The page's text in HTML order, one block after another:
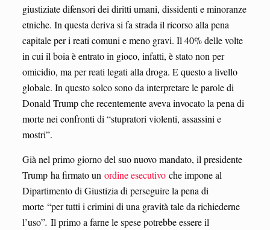
giustiziate difensori dei diritti umani, dissidenti e minoranze
etniche. In questa deriva si fa strada il ricorso alla pena
capitale per i reati comuni e meno gravi. Il 40% delle volte
in cui il boia è entrato in gioco, infatti, è stato non per
omicidio, ma per reati legati alla droga. E questo a livello
globale. In questo solco sono da interpretare le parole di
Donald Trump che recentemente aveva invocato la pena di
morte nei confronti di “stupratori violenti, assassini e
mostri”.
Già nel primo giorno del suo nuovo mandato, il presidente
Trump ha firmato un ordine esecutivoche impone al
Dipartimento di Giustizia di perseguire la pena di
morte “per tutti i crimini di una gravità tale da richiederne
l’uso”. Il primo a farne le spese potrebbe essere il